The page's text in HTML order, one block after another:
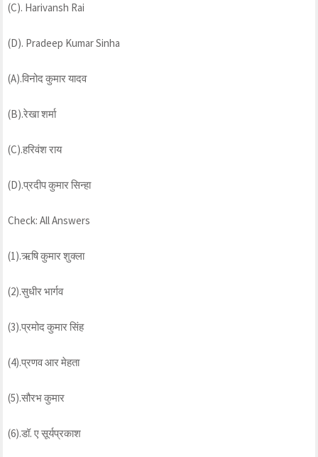
(C). Harivansh Rai
(D). Pradeep Kumar Sinha
(A).विनोद कुमार यादव
(B).रेखा शर्मा
(C).हरिवंश राय
(D).प्रदीप कुमार सिन्हा
Check: All Answers
(1).ऋषि कुमार शुक्ला
(2).सुधीर भार्गव
(3).प्रमोद कुमार सिंह
(4).प्रणव आर मेहता
(5).सौरभ कुमार
(6).डॉ. ए सूर्यप्रकाश